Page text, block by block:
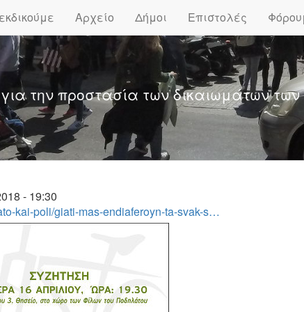
Αρχείο Δήμοι Επιστολές
την προστασία των δικαιωμάτων
- 19:30
kai-poli/giati-mas-endiaferoyn-ta-svak-s…